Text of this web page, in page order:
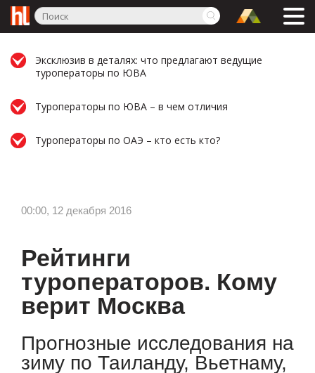
Эксклюзив в деталях: что предлагают ведущие
туроператоры по ЮВА
Туроператоры по ЮВА – в чем отличия
Туроператоры по ОАЭ – кто есть кто?
00:00, 12 декабря 2016
Рейтинги
туроператоров. Кому
верит Москва
Прогнозные исследования на
зиму по Таиланду, Вьетнаму,